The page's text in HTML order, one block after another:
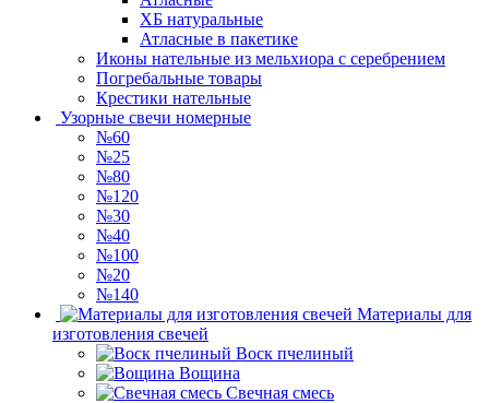
ХБ натуральные
Атласные в пакетике
Иконы нательные из мельхиора с серебрением
Погребальные товары
Крестики нательные
Узорные свечи номерные
№60
№25
№80
№120
№30
№40
№100
№20
№140
Материалы для
изготовления свечей
Воск пчелиный
Вощина
Свечная смесь